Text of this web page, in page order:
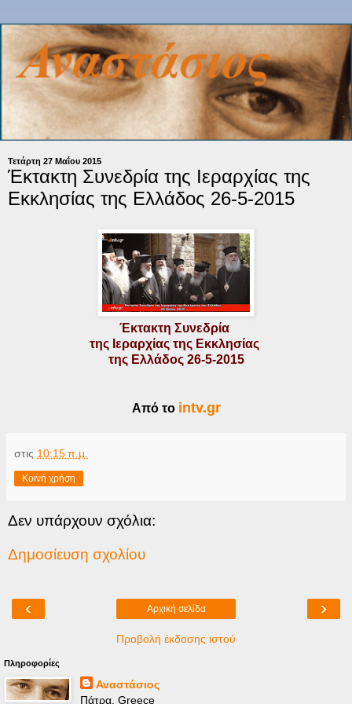
Τετάρτη 27 Μαΐου 2015
Έκτακτη Συνεδρία της Ιεραρχίας της
Εκκλησίας της Ελλάδος 26-5-2015
Έκτακτη Συνεδρία
της Ιεραρχίας της Εκκλησίας
της Ελλάδος 26-5-2015
Από το intv.gr
στις 10:15 π.μ.
Κοινή χρήση
Δεν υπάρχουν σχόλια:
Δημοσίευση σχολίου
‹ ›
Αρχική σελίδα
Προβολή έκδοσης ιστού
Πληροφορίες
Αναστάσιος
Πάτρα, Greece